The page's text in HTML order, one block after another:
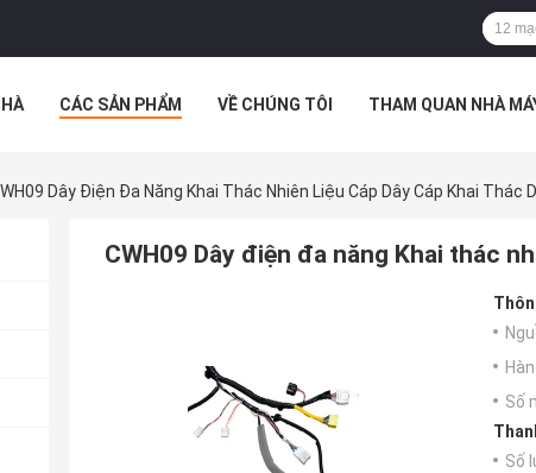
CÁC SẢN PHẨM VỀ CHÚNG TÔI THAM QUAN NHÀ
Dây Điện Đa Năng Khai Thác Nhiên Liệu Cáp Dây Cáp Khai Thác
CWH09 Dây điện đa năng Khai thác
Số
Số